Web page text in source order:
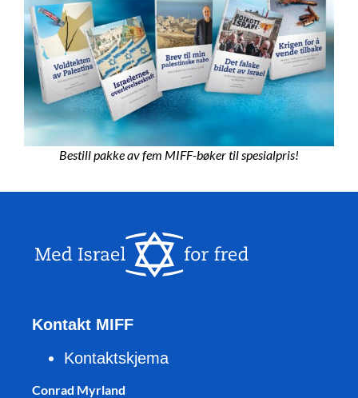
Bestill pakke av fem MIFF-bøker til spesialpris!
Kontakt MIFF
Kontaktskjema
Conrad Myrland